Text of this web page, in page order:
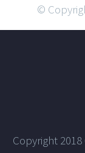
©
Copyright